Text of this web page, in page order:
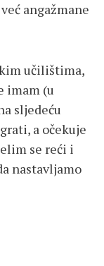
angažmane
učilištima,
imam (u
sljedeću
a očekuje
se reći i
nastavljamo